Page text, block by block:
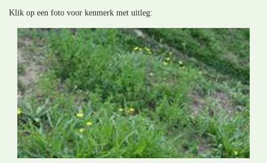
Klik op een foto voor kenmerk met uitleg: